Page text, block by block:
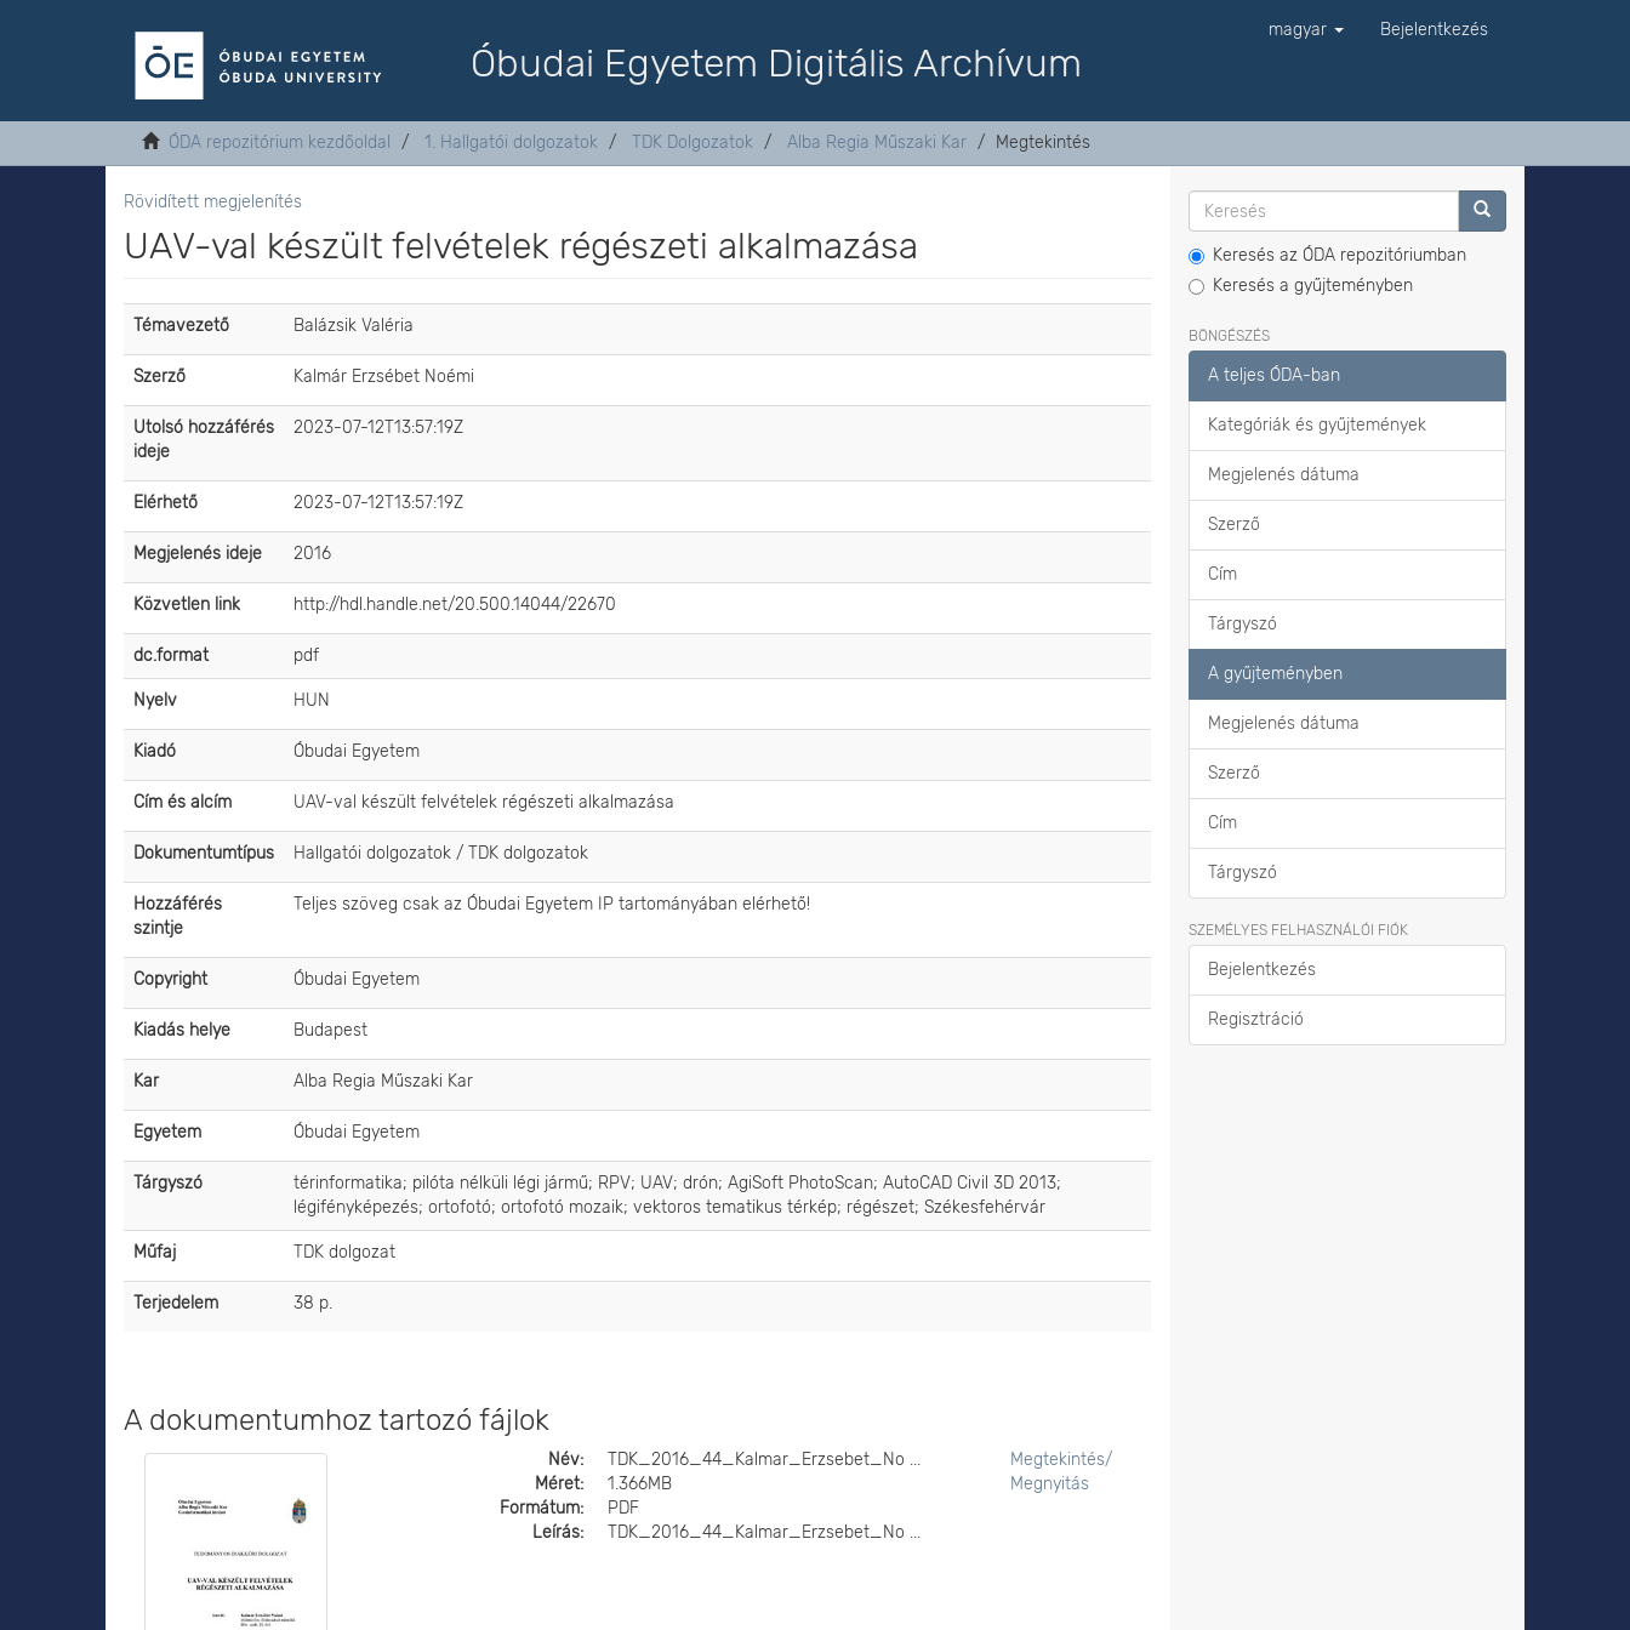
Óbudai Egyetem Digitális Archívum
magyar Bejelentkezés
ÓDA repozitórium kezdőoldal 1. Hallgatói dolgozatok TDK Dolgozatok Alba Regia Műszaki Kar Megtekintés
Rövidített megjelenítés
UAV-val készült felvételek régészeti alkalmazása
Témavezető Balázsik Valéria
Szerző Kalmár Erzsébet Noémi
Utolsó hozzáférés
ideje
2023-07-12T13:57:19Z
Elérhető 2023-07-12T13:57:19Z
Megjelenés ideje 2016
Közvetlen link http://hdl.handle.net/20.500.14044/22670
dc.format pdf
Nyelv HUN
Kiadó Óbudai Egyetem
Cím és alcím UAV-val készült felvételek régészeti alkalmazása
Dokumentumtípus Hallgatói dolgozatok / TDK dolgozatok
Hozzáférés
szintje
Teljes szöveg csak az Óbudai Egyetem IP tartományában elérhető!
Copyright Óbudai Egyetem
Kiadás helye Budapest
Kar Alba Regia Műszaki Kar
Egyetem Óbudai Egyetem
Tárgyszó
térinformatika; pilóta nélküli légi jármű; RPV; UAV; drón; AgiSoft PhotoScan; AutoCAD Civil 3D 2013;
légifényképezés; ortofotó; ortofotó mozaik; vektoros tematikus térkép; régészet; Székesfehérvár
Műfaj TDK dolgozat
Terjedelem 38 p.
A dokumentumhoz tartozó fájlok
Név:
TDK_2016_44_Kalmar_Erzsebet_No ...
Méret:
1.366MB
Formátum:
PDF
Leírás:
TDK_2016_44_Kalmar_Erzsebet_No ...
Megtekintés/
Megnyitás
Keresés az ÓDA repozitóriumban
Keresés a gyűjteményben
BÖNGÉSZÉS
A teljes ÓDA-ban
Kategóriák és gyűjtemények
Megjelenés dátuma
Szerző
Cím
Tárgyszó
A gyűjteményben
Megjelenés dátuma
Szerző
Cím
Tárgyszó
SZEMÉLYES FELHASZNÁLÓI FIÓK
Bejelentkezés
Regisztráció